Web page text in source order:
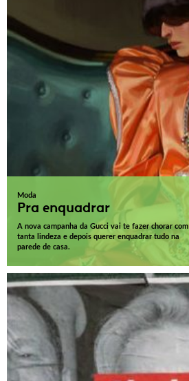
Moda
Pra enquadrar
A nova campanha da Gucci vai te fazer chorar com
tanta lindeza e depois querer enquadrar tudo na
parede de casa.